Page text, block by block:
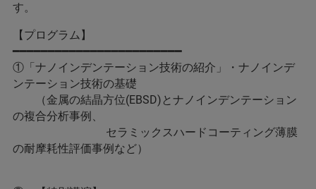
す。
【プログラム】
━━━━━━━━━━━━━━━━━━━━━━━━
①「ナノインデンテーション技術の紹介」・ナノインデ
ンテーション技術の基礎
（金属の結晶方位(EBSD)とナノインデンテーション
の複合分析事例、
セラミックスハードコーティング薄膜
の耐摩耗性評価事例など）